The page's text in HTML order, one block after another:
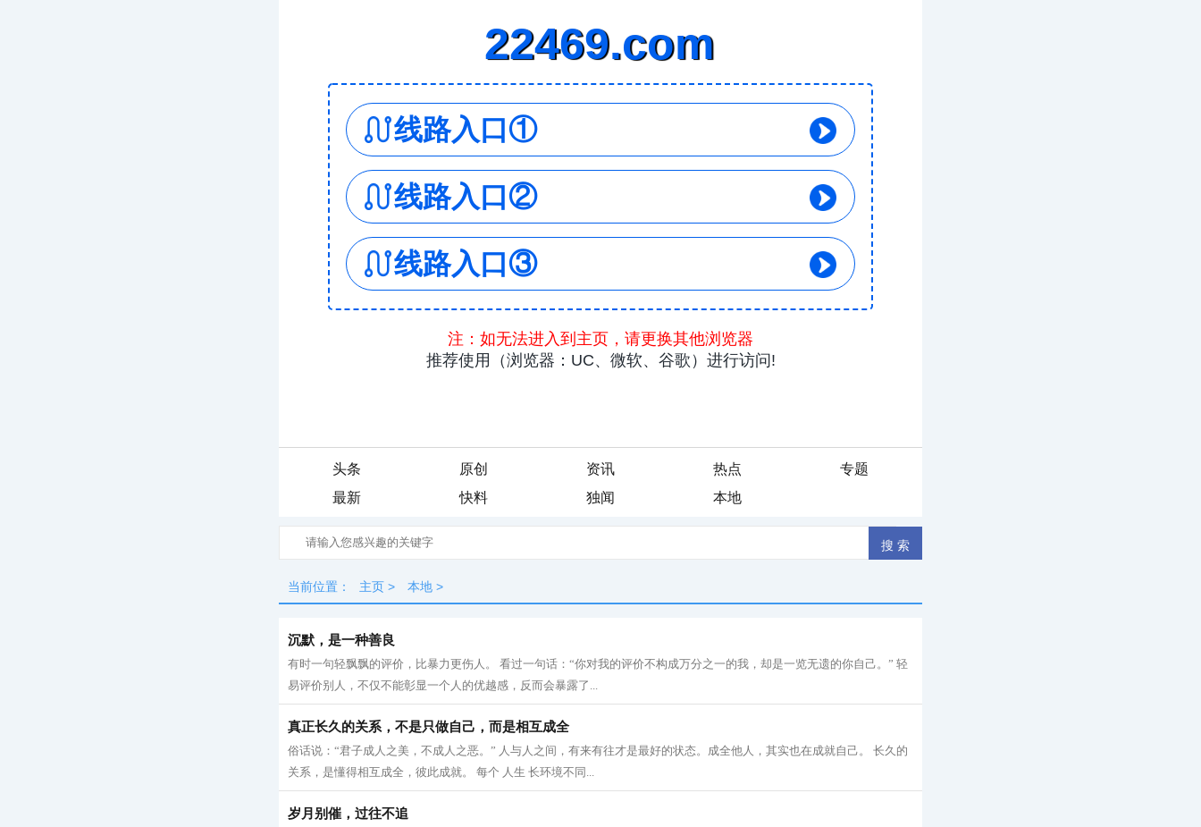
头条 原创 资讯 热点
专题
最新
快料 独闻 本地
当前位置： 主页 > 本地 >
沉默，是一种善良
有时一句轻飘飘的评价，比暴力更伤人。 看过一句话：“你对我的评价不构成万分之一的我，却是一览无遗的你自己。” 轻
易评价别人，不仅不能彰显一个人的优越感，反而会暴露了...
真正长久的关系，不是只做自己，而是相互成全
俗话说：“君子成人之美，不成人之恶。” 人与人之间，有来有往才是最好的状态。成全他人，其实也在成就自己。 长久的
关系，是懂得相互成全，彼此成就。 每个 人生 长环境不同...
岁月别催，过往不追